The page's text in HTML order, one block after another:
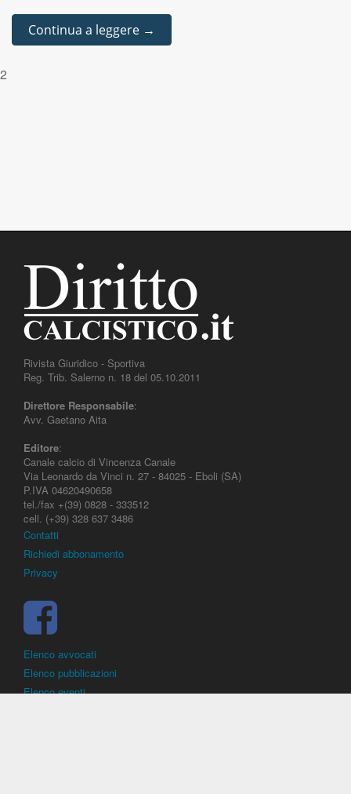
Continua a leggere →
2
Rivista Giuridico - Sportiva
Reg. Trib. Salerno n. 18 del 05.10.2011
Direttore Responsabile:
Avv. Gaetano Aita
Editore:
Canale calcio di Vincenza Canale
Via Leonardo da Vinci n. 27 - 84025 - Eboli (SA)
P.IVA 04620490658
tel./fax +(39) 0828 - 333512
cell. (+39) 328 637 3486
Contatti
Richiedi abbonamento
Privacy
Elenco avvocati
Elenco pubblicazioni
Elenco eventi